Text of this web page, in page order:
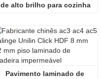
de alto brilho para cozinha
Pavimento laminado de